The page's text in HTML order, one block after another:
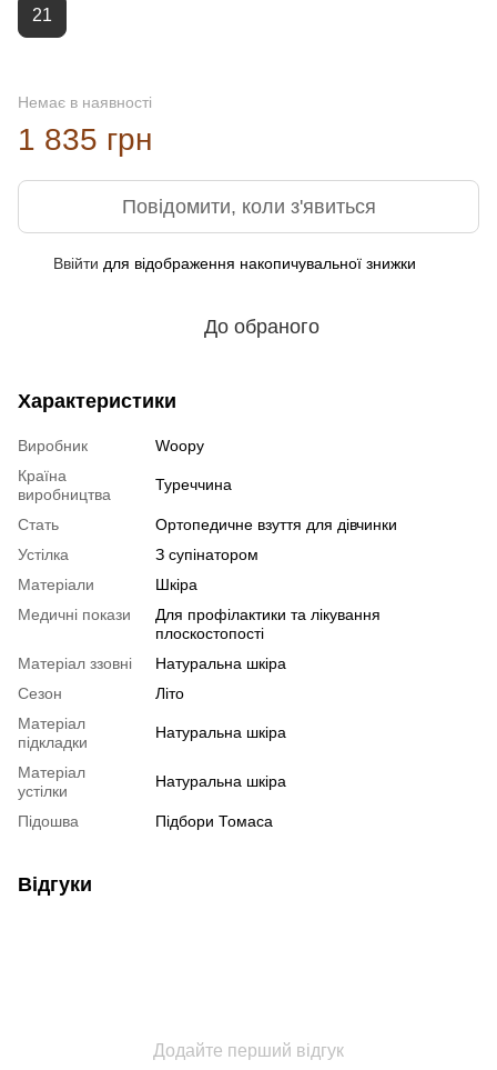
21
Немає в наявності
1 835 грн
Повідомити, коли з'явиться
Ввійти для відображення накопичувальної знижки
До обраного
Характеристики
Виробник
Woopy
Країна
виробництва
Туреччина
Стать
Ортопедичне взуття для дівчинки
Устілка
З супінатором
Матеріали
Шкіра
Медичні покази
Для профілактики та лікування
плоскостопості
Матеріал ззовні
Натуральна шкіра
Сезон
Літо
Матеріал
підкладки
Натуральна шкіра
Матеріал
устілки
Натуральна шкіра
Підошва Підбори Томаса
Відгуки
Додайте перший відгук